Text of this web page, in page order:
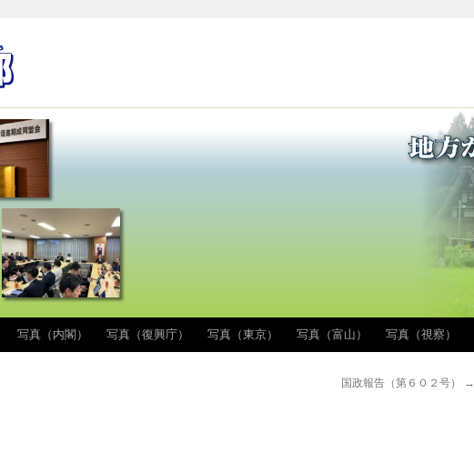
写真（内閣） 写真（復興庁） 写真（東京） 写真（富山） 写真（視察）
国政報告（第６０２号） →